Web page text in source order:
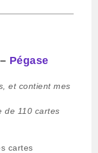
Pégase
et contient mes
de 110 cartes
cartes